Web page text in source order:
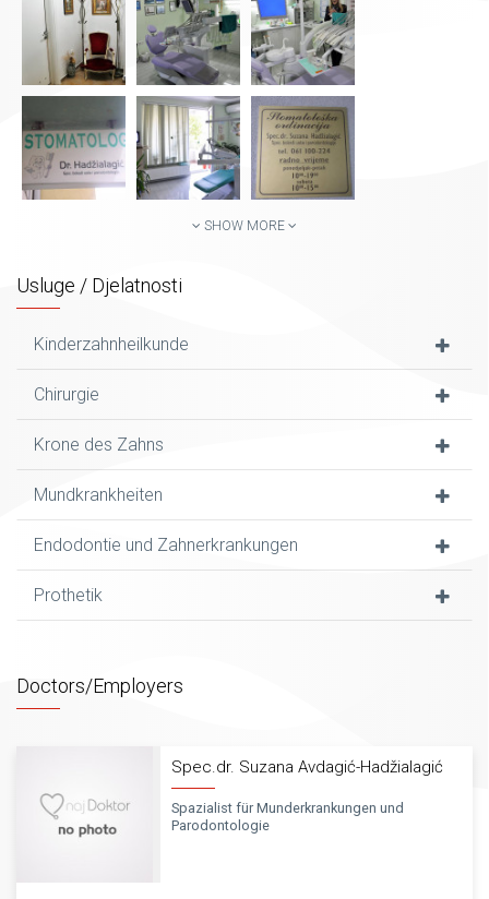
SHOW MORE
Usluge / Djelatnosti
Kinderzahnheilkunde
Chirurgie
Krone des Zahns
Mundkrankheiten
Endodontie und Zahnerkrankungen
Prothetik
Doctors/Employers
Spec.dr. Suzana Avdagić-Hadžialagić
Spazialist für Munderkrankungen und
Parodontologie